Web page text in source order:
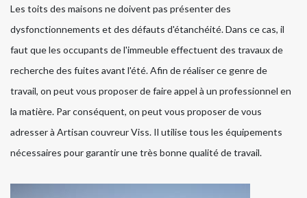
Les toits des maisons ne doivent pas présenter des
dysfonctionnements et des défauts d'étanchéité. Dans ce cas, il
faut que les occupants de l'immeuble effectuent des travaux de
recherche des fuites avant l'été. Afin de réaliser ce genre de
travail, on peut vous proposer de faire appel à un professionnel en
la matière. Par conséquent, on peut vous proposer de vous
adresser à Artisan couvreur Viss. Il utilise tous les équipements
nécessaires pour garantir une très bonne qualité de travail.